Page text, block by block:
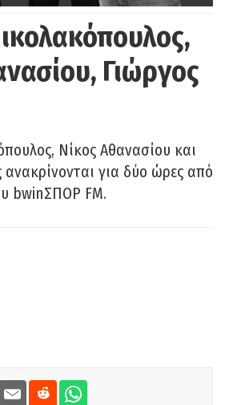
Γιώργος
Νίκος Αθανασίου και
ανακρίνονται για δύο ώρες από
bwinΣΠΟΡ FM.